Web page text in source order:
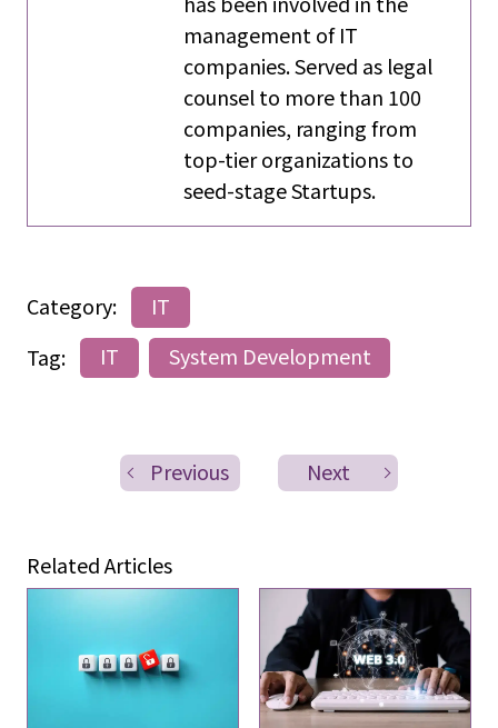
management of IT
companies. Served as legal
counsel to more than 100
companies, ranging from
top-tier organizations to
seed-stage Startups.
Category:
IT
Tag:
IT System Development
Previous Next
Related Articles